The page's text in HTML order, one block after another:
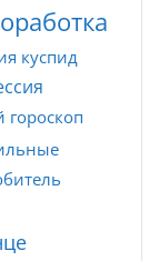
куспид
гороскоп